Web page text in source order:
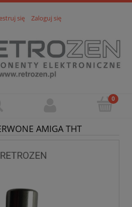
się Zaloguj się
AMIGA THT